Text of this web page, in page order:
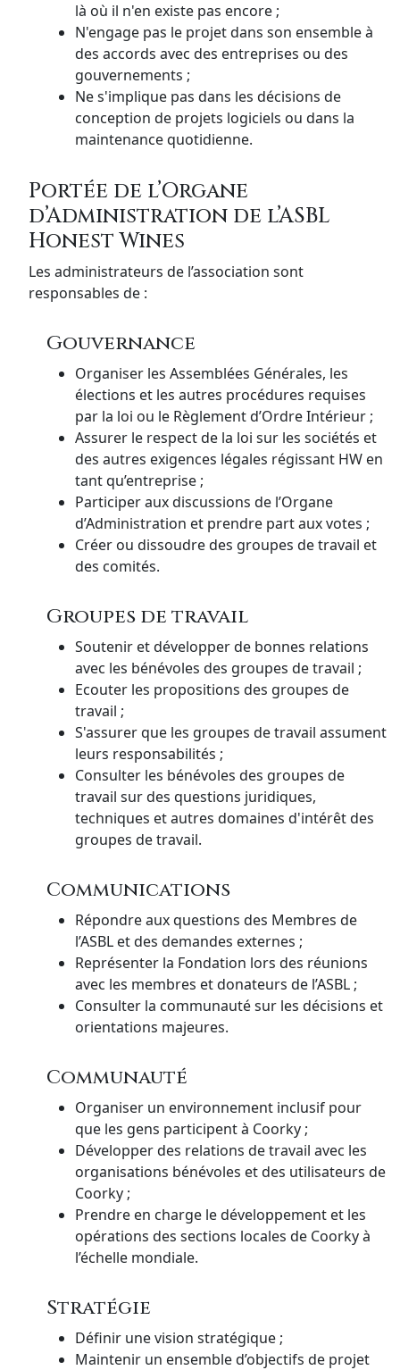
là où il n'en existe pas encore ;
N'engage pas le projet dans son ensemble à
des accords avec des entreprises ou des
gouvernements ;
Ne s'implique pas dans les décisions de
conception de projets logiciels ou dans la
maintenance quotidienne.
Portée de l’Organe
d’Administration de l’ASBL
Honest Wines
Les administrateurs de l’association sont
responsables de :
Gouvernance
Organiser les Assemblées Générales, les
élections et les autres procédures requises
par la loi ou le Règlement d’Ordre Intérieur ;
Assurer le respect de la loi sur les sociétés et
des autres exigences légales régissant HW en
tant qu’entreprise ;
Participer aux discussions de l’Organe
d’Administration et prendre part aux votes ;
Créer ou dissoudre des groupes de travail et
des comités.
Groupes de travail
Soutenir et développer de bonnes relations
avec les bénévoles des groupes de travail ;
Ecouter les propositions des groupes de
travail ;
S'assurer que les groupes de travail assument
leurs responsabilités ;
Consulter les bénévoles des groupes de
travail sur des questions juridiques,
techniques et autres domaines d'intérêt des
groupes de travail.
Communications
Répondre aux questions des Membres de
l’ASBL et des demandes externes ;
Représenter la Fondation lors des réunions
avec les membres et donateurs de l’ASBL ;
Consulter la communauté sur les décisions et
orientations majeures.
Communauté
Organiser un environnement inclusif pour
que les gens participent à Coorky ;
Développer des relations de travail avec les
organisations bénévoles et des utilisateurs de
Coorky ;
Prendre en charge le développement et les
opérations des sections locales de Coorky à
l’échelle mondiale.
Stratégie
Définir une vision stratégique ;
Maintenir un ensemble d’objectifs de projet